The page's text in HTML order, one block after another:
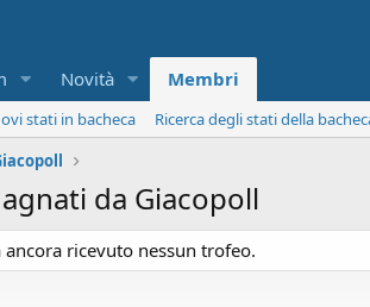
Novità Membri
stati in bacheca
Ricerca degli stati della
da Giacopoll
ricevuto nessun trofeo.